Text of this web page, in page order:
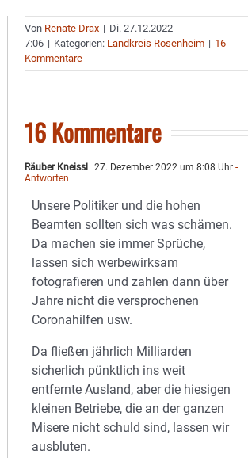
Von Renate Drax | Di. 27.12.2022 -
7:06 | Kategorien: Landkreis Rosenheim | 16
Kommentare
16 Kommentare
Räuber Kneissl 27. Dezember 2022 um 8:08 Uhr -
Antworten
Unsere Politiker und die hohen
Beamten sollten sich was schämen.
Da machen sie immer Sprüche,
lassen sich werbewirksam
fotografieren und zahlen dann über
Jahre nicht die versprochenen
Coronahilfen usw.
Da fließen jährlich Milliarden
sicherlich pünktlich ins weit
entfernte Ausland, aber die hiesigen
kleinen Betriebe, die an der ganzen
Misere nicht schuld sind, lassen wir
ausbluten.